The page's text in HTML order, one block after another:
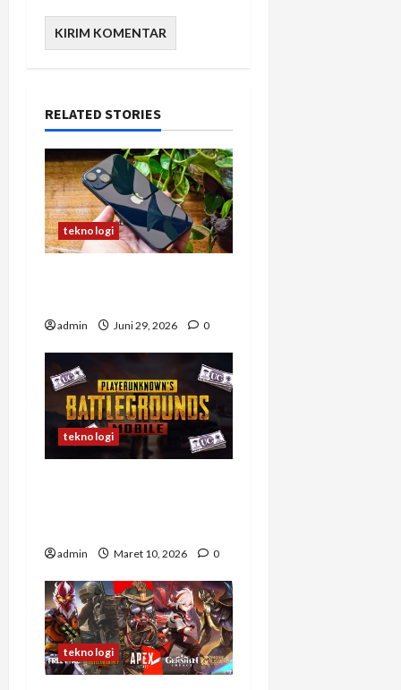
RELATED STORIES
teknologi
admin Juni 29, 2026 0
teknologi
admin Maret 10, 2026 0
teknologi